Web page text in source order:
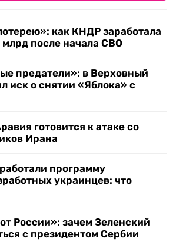
как КНДР заработала
после начала СВО
предатели»: в Верховный
иск о снятии «Яблока» с
готовится к атаке со
Ирана
программу
украинцев: что
России»: зачем Зеленский
с президентом Сербии